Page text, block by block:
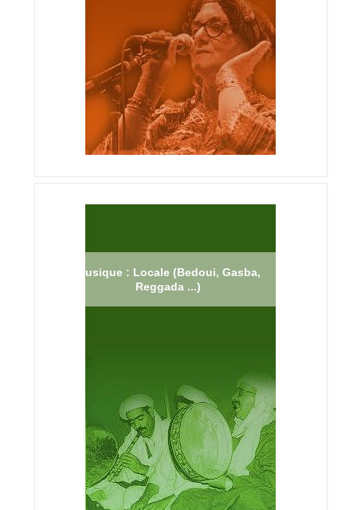
Musique : Locale (Bedoui, Gasba,
Reggada ...)